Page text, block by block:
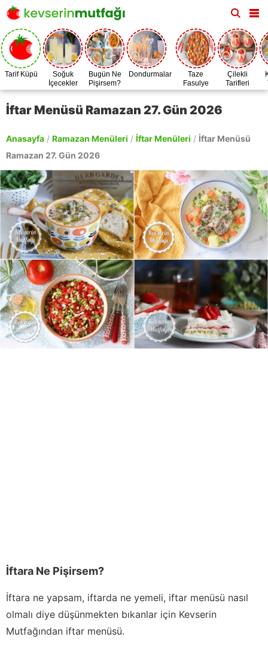
Tarif Küpü
Soğuk
İçecekler
Bugün Ne
Pişirsem?
Dondurmalar
Taze
Fasulye
Zamanı
Çilekli
Tarifleri
İftar Menüsü Ramazan 27. Gün 2026
Anasayfa / Ramazan Menüleri / İftar Menüleri / İftar Menüsü
Ramazan 27. Gün 2026
İftara Ne Pişirsem?
İftara ne yapsam, iftarda ne yemeli, iftar menüsü nasıl
olmalı diye düşünmekten bıkanlar için Kevserin
Mutfağından iftar menüsü.